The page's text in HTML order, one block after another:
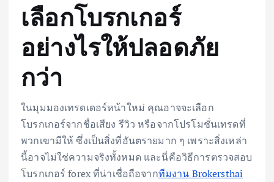
เลือกโบรกเกอร์
อย่างไรให้ปลอดภัย
กว่า
ในมุมมองเทรดเดอร์หน้าใหม่ คุณอาจจะเลือก
โบรกเกอร์จากชื่อเสียง รีวิว หรือจากโปรโมชั่นเทรดที่
พวกเขามีให้ ซึ่งเป็นสิ่งที่อันตรายมาก ๆ เพราะสิ่งเหล่า
นี้อาจไม่ใช่ความจริงทั้งหมด และนี่คือวิธีการตรวจสอบ
โบรกเกอร์ forex ที่น่าเชื่อถือจากทีมงาน Brokersthai